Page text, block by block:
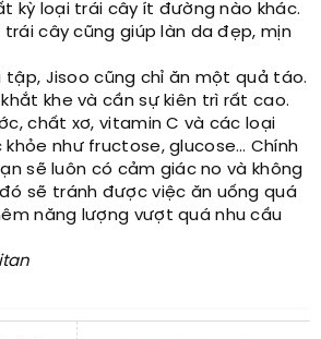
kỳ loại trái cây ít đường nào khác.
trái cây cũng giúp làn da đẹp, mịn
tập, Jisoo cũng chỉ ăn một quả táo.
khe và cần sự kiên trì rất cao.
chất xơ, vitamin C và các loại
như fructose, glucose… Chính
sẽ luôn có cảm giác no và không
sẽ tránh được việc ăn uống quá
năng lượng vượt quá nhu cầu